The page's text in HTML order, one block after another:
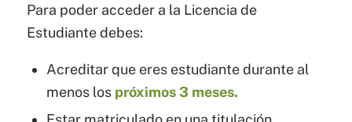
Para poder acceder a la Licencia de
Estudiante debes:
Acreditar que eres estudiante durante al
menos los próximos 3 meses.